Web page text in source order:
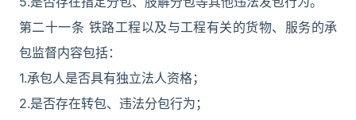
第二十一条 铁路工程以及与工程有关的货物、服务的承
包监督内容包括：
1.承包人是否具有独立法人资格；
2.是否存在转包、违法分包行为；